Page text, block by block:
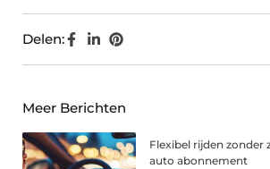
Delen:
Meer Berichten
Flexibel rijden zonder
auto abonnement